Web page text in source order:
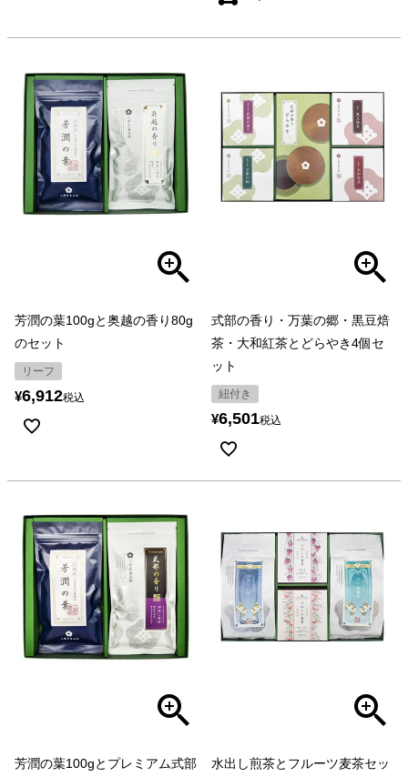
芳潤の葉100gと奥越の香り80g
のセット
リーフ
¥6,912税込
式部の香り・万葉の郷・黒豆焙
茶・大和紅茶とどらやき4個セ
ット
紐付き
¥6,501税込
芳潤の葉100gとプレミアム式部
水出し煎茶とフルーツ麦茶セッ